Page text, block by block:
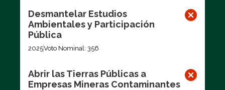
Desmantelar Estudios
Ambientales y Participación
Pública
2025Voto Nominal: 356
Abrir las Tierras Públicas a
Empresas Mineras Contaminantes